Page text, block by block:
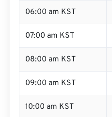
06:00 am KST
07:00 am KST
08:00 am KST
09:00 am KST
10:00 am KST